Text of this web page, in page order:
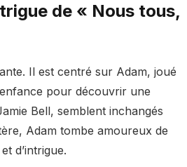
de « Nous tous,
Il est centré sur Adam, joué
pour découvrir une
Bell, semblent inchangés
Adam tombe amoureux de
d’intrigue.